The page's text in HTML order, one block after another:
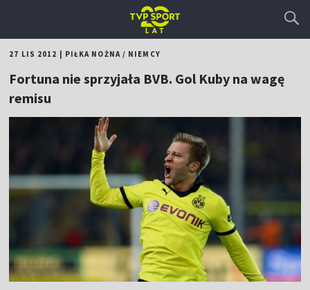
27 LIS 2012 PIŁKA NOŻNA/ NIEMCY
Fortuna nie sprzyjała BVB. Gol Kuby na wagę
remisu